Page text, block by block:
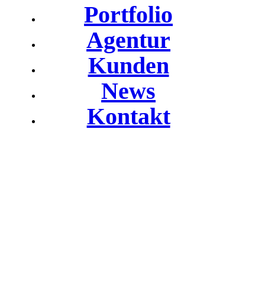
Portfolio
Agentur
Kunden
News
Kontakt